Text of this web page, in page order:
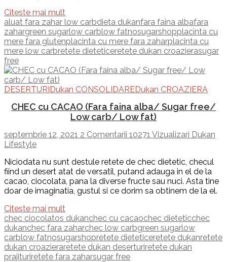
Citeste mai mult
aluat fara zahar low carbdieta dukanfara faina albafara
zahargreen sugarlow carblow fatnosugarshopplacinta cu
mere fara glutenplacinta cu mere fara zaharplacinta cu
mere low carbretete dieteticeretete dukan croazierasugar
free
DESERTURIDukan CONSOLIDAREDukan CROAZIERA
CHEC cu CACAO (Fara faina alba/ Sugar free/
Low carb/ Low fat)
septembrie 12, 2021 2 Comentarii 10271 Vizualizari Dukan
Lifestyle
Niciodata nu sunt destule retete de chec dietetic, checul
fiind un desert atat de versatil, putand adauga in el de la
cacao, ciocolata, pana la diverse fructe sau nuci. Asta tine
doar de imaginatia, gustul si ce dorim sa obtinem de la el.
Citeste mai mult
chec ciocolatos dukanchec cu cacaochec dieteticchec
dukanchec fara zaharchec low carbgreen sugarlow
carblow fatnosugarshopretete dieteticeretete dukanretete
dukan croazieraretete dukan deserturiretete dukan
prajituriretete fara zaharsugar free